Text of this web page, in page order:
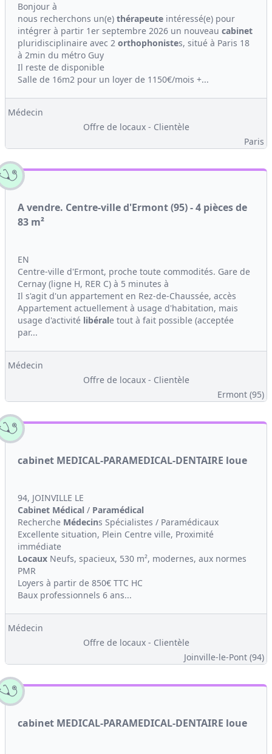
Bonjour à
nous recherchons un(e) thérapeute intéressé(e) pour
intégrer à partir 1er septembre 2026 un nouveau cabinet
pluridisciplinaire avec 2 orthophonistes, situé à Paris 18
à 2min du métro Guy
Il reste de disponible
Salle de 16m2 pour un loyer de 1150€/mois +...
Médecin
Offre de locaux - Clientèle
Paris
A vendre. Centre-ville d'Ermont (95) - 4 pièces de
83 m²
EN
Centre-ville d'Ermont, proche toute commodités. Gare de
Cernay (ligne H, RER C) à 5 minutes à
Il s'agit d'un appartement en Rez-de-Chaussée, accès
Appartement actuellement à usage d'habitation, mais
usage d'activité libérale tout à fait possible (acceptée
par...
Médecin
Offre de locaux - Clientèle
Ermont (95)
cabinet MEDICAL-PARAMEDICAL-DENTAIRE loue
94, JOINVILLE LE
Cabinet Médical / Paramédical
Recherche Médecins Spécialistes / Paramédicaux
Excellente situation, Plein Centre ville, Proximité
immédiate
Locaux Neufs, spacieux, 530 m², modernes, aux normes
PMR
Loyers à partir de 850€ TTC HC
Baux professionnels 6 ans...
Médecin
Offre de locaux - Clientèle
Joinville-le-Pont (94)
cabinet MEDICAL-PARAMEDICAL-DENTAIRE loue